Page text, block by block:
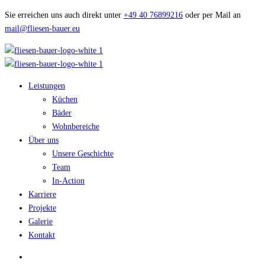
Sie erreichen uns auch direkt unter +49 40 76899216 oder per Mail an
mail@fliesen-bauer.eu
Leistungen
Küchen
Bäder
Wohnbereiche
Über uns
Unsere Geschichte
Team
In-Action
Karriere
Projekte
Galerie
Kontakt